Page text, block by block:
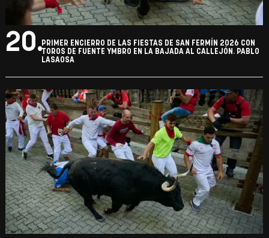
20.PRIMER ENCIERRO DE LAS FIESTAS DE SAN FERMÍN 2026 CON
TOROS DE FUENTE YMBRO EN LA BAJADA AL CALLEJÓN. PABLO
LASAOSA